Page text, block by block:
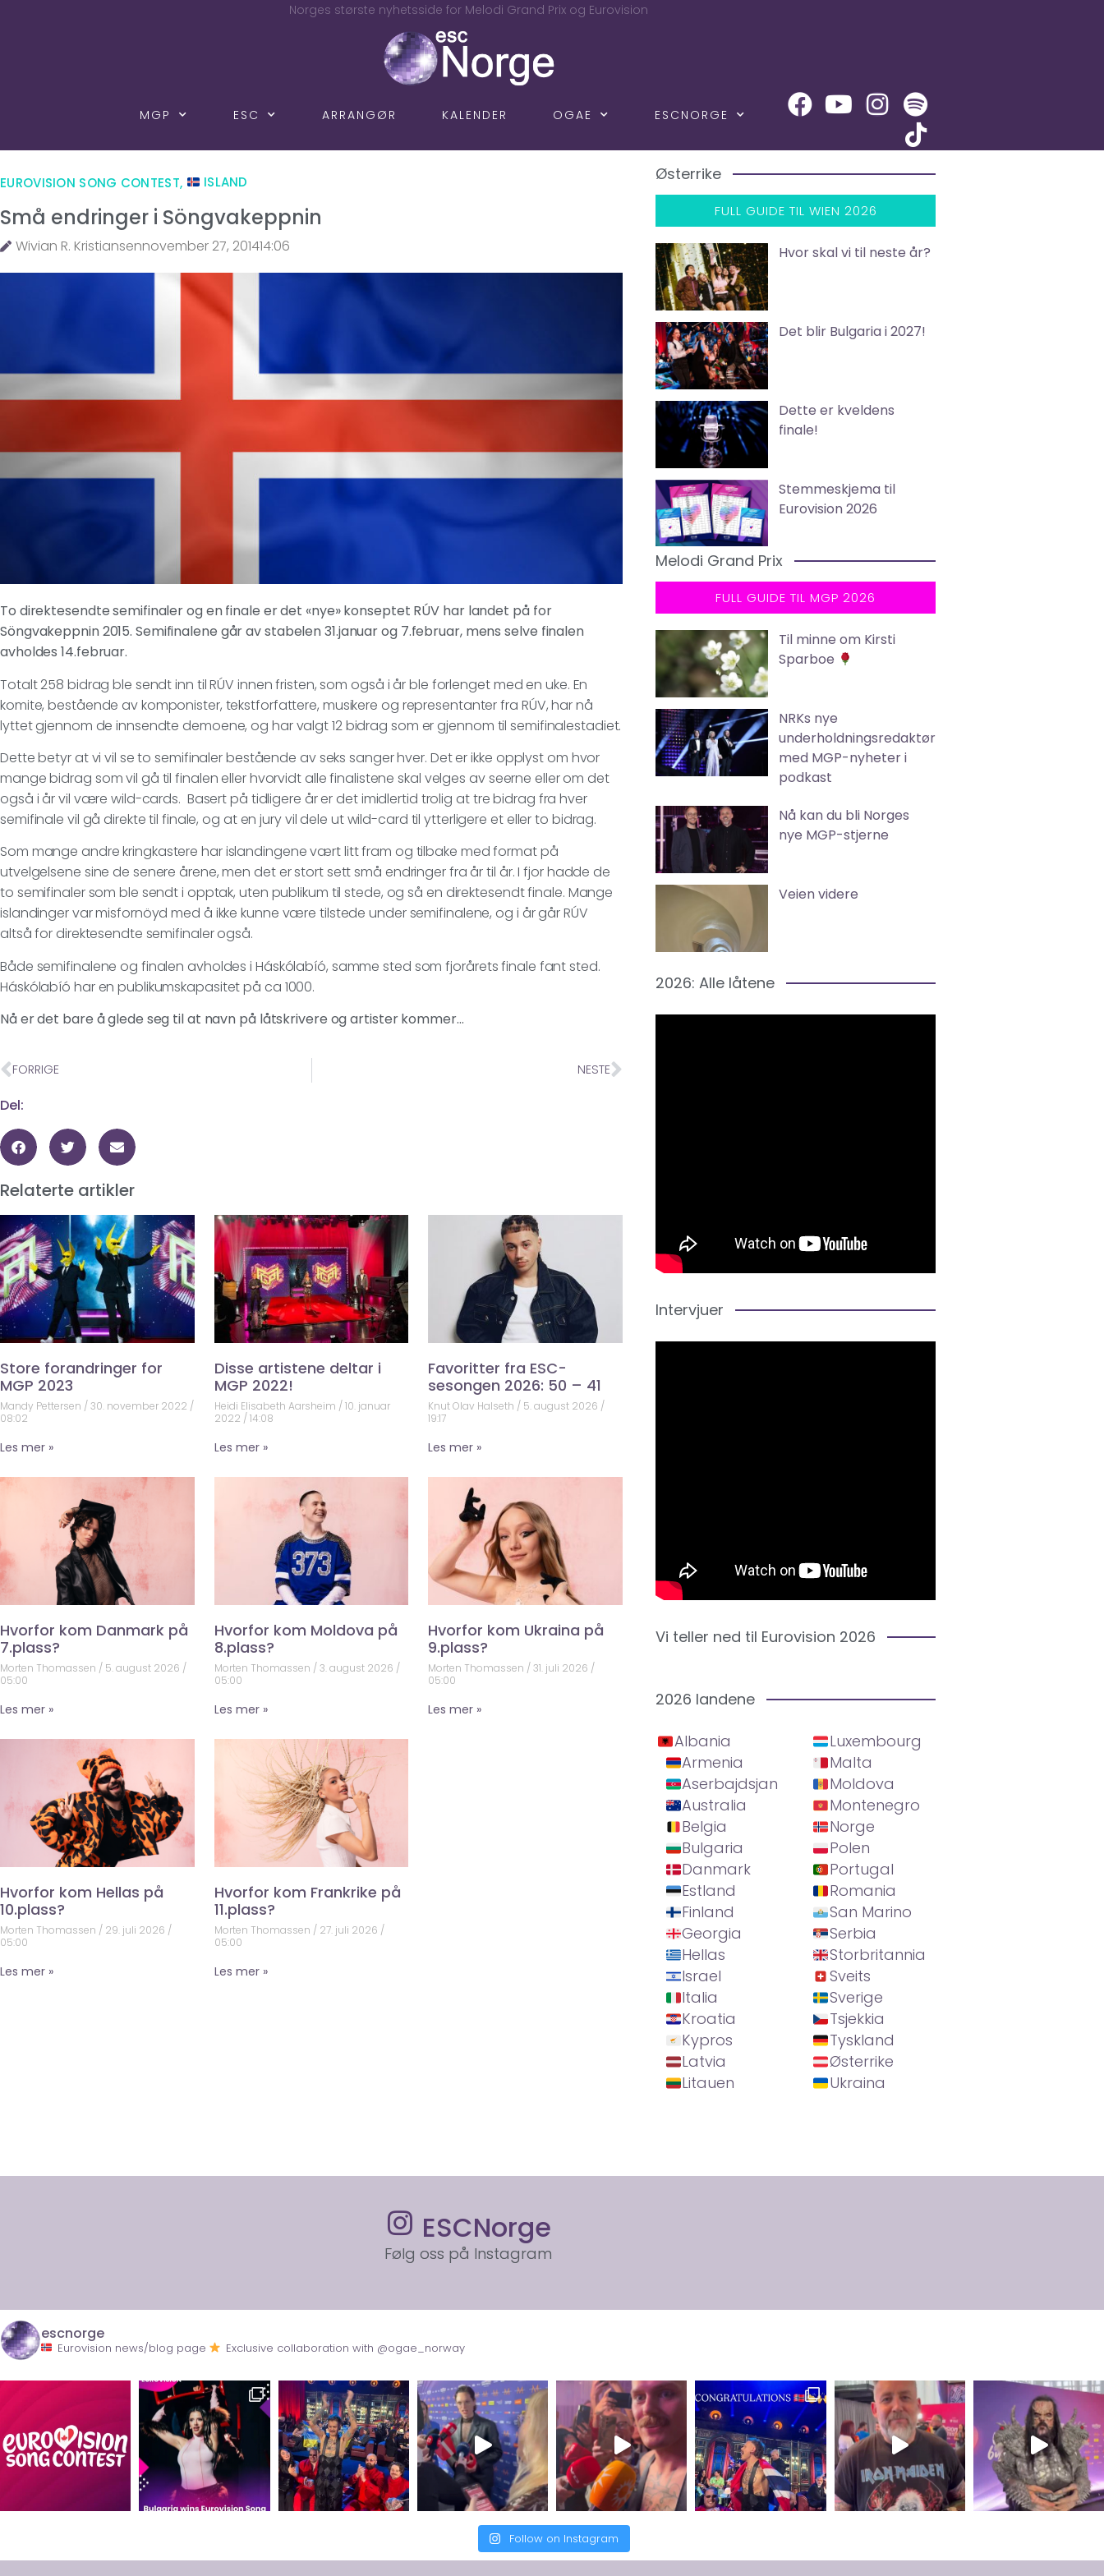
Norges største nyhetsside for Melodi Grand Prix og Eurovision
MGP ESC ARRANGØR KALENDER OGAE ESCNORGE
EUROVISION SONG CONTEST, ISLAND
Små endringer i Söngvakeppnin
Wivian R. Kristiansennovember 27, 201414:06
To direktesendte semifinaler og en finale er det «nye» konseptet RÚV har landet på for
Söngvakeppnin 2015. Semifinalene går av stabelen 31.januar og 7.februar, mens selve finalen
avholdes 14.februar.
Totalt 258 bidrag ble sendt inn til RÚV innen fristen, som også i år ble forlenget med en uke. En
komite, bestående av komponister, tekstforfattere, musikere og representanter fra RÚV, har nå
lyttet gjennom de innsendte demoene, og har valgt 12 bidrag som er gjennom til semifinalestadiet.
Dette betyr at vi vil se to semifinaler bestående av seks sanger hver. Det er ikke opplyst om hvor
mange bidrag som vil gå til finalen eller hvorvidt alle finalistene skal velges av seerne eller om det
også i år vil være wild-cards. Basert på tidligere år er det imidlertid trolig at tre bidrag fra hver
semifinale vil gå direkte til finale, og at en jury vil dele ut wild-card til ytterligere et eller to bidrag.
Som mange andre kringkastere har islandingene vært litt fram og tilbake med format på
utvelgelsene sine de senere årene, men det er stort sett små endringer fra år til år. I fjor hadde de
to semifinaler som ble sendt i opptak, uten publikum til stede, og så en direktesendt finale. Mange
islandinger var misfornöyd med å ikke kunne være tilstede under semifinalene, og i år går RÚV
altså for direktesendte semifinaler også.
Både semifinalene og finalen avholdes i Háskólabíó, samme sted som fjorårets finale fant sted.
Háskólabíó har en publikumskapasitet på ca 1000.
Nå er det bare å glede seg til at navn på låtskrivere og artister kommer…
FORRIGE NESTE
Del:
Relaterte artikler
Store forandringer for
MGP 2023
Mandy Pettersen
30. november 2022
08:02
Les mer »
Disse artistene deltar i
MGP 2022!
Heidi Elisabeth Aarsheim 10. januar
2022 14:08
Les mer »
Favoritter fra ESC-
sesongen 2026: 50 – 41
Knut Olav Halseth
5. august 2026
19:17
Les mer »
Hvorfor kom Danmark på
7.plass?
Morten Thomassen
5. august 2026
05:00
Les mer »
Hvorfor kom Moldova på
8.plass?
Morten Thomassen 3. august 2026
05:00
Les mer »
Hvorfor kom Ukraina på
9.plass?
Morten Thomassen
31. juli 2026
05:00
Les mer »
Hvorfor kom Hellas på
10.plass?
Morten Thomassen
29. juli 2026
05:00
Les mer »
Hvorfor kom Frankrike på
11.plass?
Morten Thomassen 27. juli 2026
05:00
Les mer »
Østerrike
FULL GUIDE TIL WIEN 2026
Hvor skal vi til neste år?
Det blir Bulgaria i 2027!
Dette er kveldens
finale!
Stemmeskjema til
Eurovision 2026
Melodi Grand Prix
FULL GUIDE TIL MGP 2026
Til minne om Kirsti
Sparboe
NRKs nye
underholdningsredaktør
med MGP-nyheter i
podkast
Nå kan du bli Norges
nye MGP-stjerne
Veien videre
2026: Alle låtene
Intervjuer
Vi teller ned til Eurovision 2026
2026 landene
Albania
Armenia
Aserbajdsjan
Australia
Belgia
Bulgaria
Danmark
Estland
Finland
Georgia
Hellas
Israel
Italia
Kroatia
Kypros
Latvia
Litauen
Luxembourg
Malta
Moldova
Montenegro
Norge
Polen
Portugal
Romania
San Marino
Serbia
Storbritannia
Sveits
Sverige
Tsjekkia
Tyskland
Østerrike
Ukraina
ESCNorge
Følg oss på Instagram
escnorge
Eurovision news/blog page Exclusive collaboration with @ogae_norway
Follow on Instagram